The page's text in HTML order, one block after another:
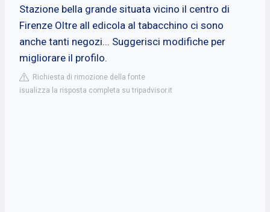
Stazione bella grande situata vicino il centro di
Firenze Oltre all edicola al tabacchino ci sono
anche tanti negozi... Suggerisci modifiche per
migliorare il profilo.
Richiesta di rimozione della fonte
isualizza la risposta completa su tripadvisor.it